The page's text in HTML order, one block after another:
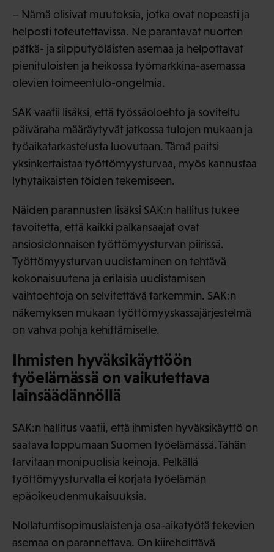
– Nämä olisivat muutoksia, jotka ovat nopeasti ja
helposti toteutettavissa. Ne parantavat nuorten
pätkä- ja silpputyöläisten asemaa ja helpottavat
pienituloisten ja heikossa työmarkkina-asemassa
olevien toimeentulo-ongelmia.
SAK vaatii lisäksi, että työssäoloehto ja soviteltu
päiväraha määräytyvät jatkossa tulojen mukaan ja
työaikatarkastelusta luovutaan. Tämä paitsi
yksinkertaistaa työttömyysturvaa, myös kannustaa
lyhytaikaisten töiden tekemiseen.
Näiden parannusten lisäksi SAK:n hallitus tukee
tavoitetta, että kaikki palkansaajat ovat
ansiosidonnaisen työttömyysturvan piirissä.
Työttömyysturvan uudistaminen on tehtävä
kokonaisuutena ja erilaisia uudistamisen
vaihtoehtoja on selvitettävä tarkemmin. SAK:n
näkemyksen mukaan työttömyyskassajärjestelmä
on vahva pohja kehittämiselle.
Ihmisten hyväksikäyttöön
työelämässä on vaikutettava
lainsäädännöllä
SAK:n hallitus vaatii, että ihmisten hyväksikäyttö on
saatava loppumaan Suomen työelämässä. Tähän
tarvitaan monipuolisia keinoja. Pelkällä
työttömyysturvalla ei korjata työelämän
epäoikeudenmukaisuuksia.
Nollatuntisopimuslaisten ja osa-aikatyötä tekevien
asemaa on parannettava. On kiirehdittävä